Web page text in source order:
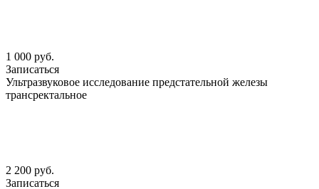
1 000 руб.
Записаться
Ультразвуковое исследование предстательной железы
трансректальное
2 200 руб.
Записаться